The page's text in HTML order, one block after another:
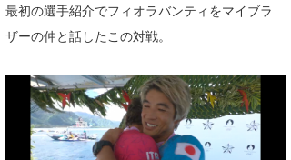
最初の選手紹介でフィオラバンティをマイブラ
ザーの仲と話したこの対戦。